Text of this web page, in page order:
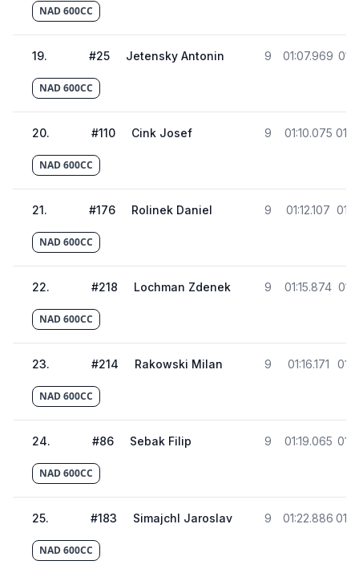
NAD 600CC
19. #25 Jetensky Antonin 9 01:07.969
NAD 600CC
20. #110 Cink Josef 9 01:10.075
NAD 600CC
21. #176 Rolinek Daniel 9 01:12.107
NAD 600CC
22. #218 Lochman Zdenek 9 01:15.874
NAD 600CC
23. #214 Rakowski Milan 9 01:16.171
NAD 600CC
24. #86 Sebak Filip 9 01:19.065
NAD 600CC
25. #183 Simajchl Jaroslav 9 01:22.886
NAD 600CC